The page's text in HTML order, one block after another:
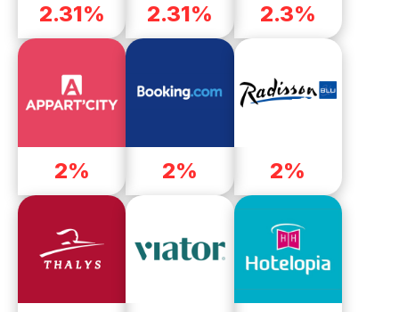
2.31% 2.31% 2.3%
2% 2% 2%